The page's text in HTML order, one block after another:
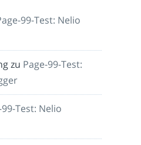
99-Test: Nelio
zu Page-99-Test:
99-Test: Nelio